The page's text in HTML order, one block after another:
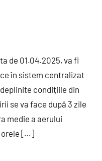
de 01.04.2025, va fi
în sistem centralizat
condițiile din
se va face după 3 zile
medie a aerului
orele […]